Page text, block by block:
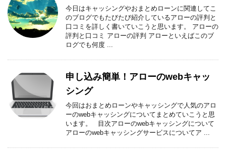
今日はキャッシングやおまとめローンに関連してこ
のブログでもたびたび紹介しているアローの評判と
口コミを詳しく書いていこうと思います。 アローの
評判と口コミ アローの評判 アローといえばこのブ
ログでも何度 ...
申し込み簡単！アローのwebキャッ
シング
今回はおまとめローンやキャッシングで人気のアロ
ーのwebキャッシングについてまとめていこうと思
います。 目次アローのwebキャッシングについて
アローのwebキャッシングサービスについてア ...